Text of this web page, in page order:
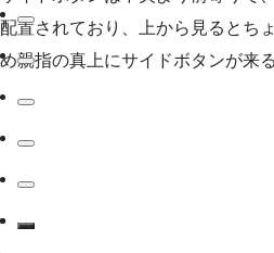
配置されており、上から見るとち
め親指の真上にサイドボタンが来